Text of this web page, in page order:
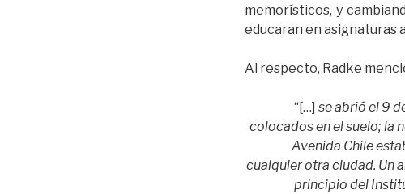
memorísticos, y
educaran en asignaturas
Al respecto, Radke
“[…] se abrió el 9
colocados en el suelo; la
Avenida Chile
cualquier otra ciudad. Un
principio del